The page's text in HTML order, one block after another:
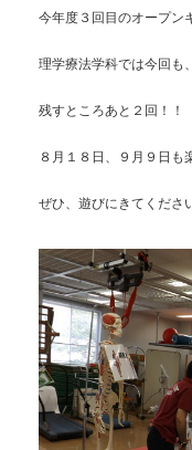
今年度３回目のオープ
理学療法学科では今回も
残すところあと２回！！
８月１８日、９月９日
ぜひ、遊びにきてくださ